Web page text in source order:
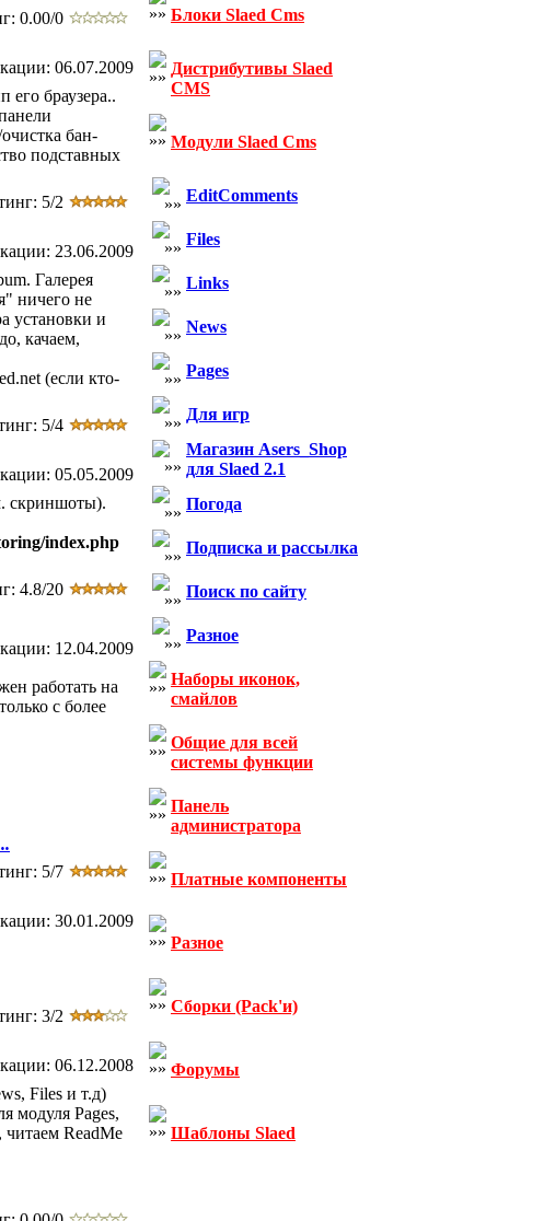
0.00/0
06.07.2009
его браузера..
бан-
подставных
5/2
23.06.2009
Галерея
ничего не
установки и
качаем,
(если кто-
5/4
05.05.2009
скриншоты).
index.php
4.8/20
12.04.2009
работать на
с более
5/7
30.01.2009
3/2
06.12.2008
Files и т.д)
модуля Pages,
ReadMe
Блоки Slaed Cms
Дистрибутивы Slaed
CMS
Модули Slaed Cms
EditComments
Files
Links
News
Pages
Для игр
Магазин Asers_Shop
для Slaed 2.1
Погода
Подписка и рассылка
Поиск по сайту
Разное
Наборы иконок,
смайлов
Общие для всей
системы функции
Панель
администратора
Платные компоненты
Разное
Сборки (Pack'и)
Форумы
Шаблоны Slaed